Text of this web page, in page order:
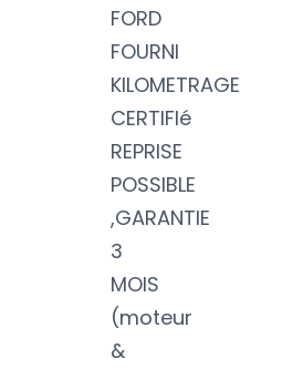
FORD
FOURNI
KILOMETRAGE
CERTIFIé
REPRISE
POSSIBLE
,GARANTIE
3
MOIS
(moteur
&